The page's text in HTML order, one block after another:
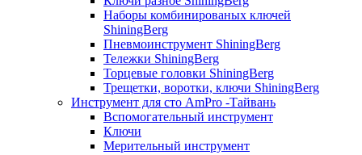
Наборы комбинированых ключей
ShiningBerg
Пневмоинструмент ShiningBerg
Тележки ShiningBerg
Торцевые головки ShiningBerg
Трещетки, воротки, ключи ShiningBerg
Инструмент для сто AmPro -Тайвань
Вспомогательный инструмент
Ключи
Мерительный инструмент